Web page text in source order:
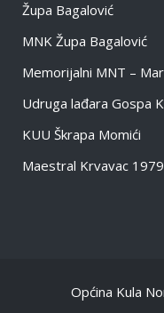
Župa Bagalović
MNK Župa Bagalović
Memorijalni MNT –
Udruga lađara Gospa
KUU Škrapa Momići
Maestral Krvavac 1979
Općina Kula